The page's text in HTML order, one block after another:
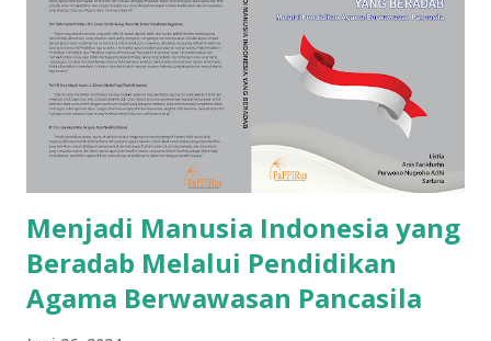
Namun tindak kekerasan di satuan pendidikan hingga kini
masih terjadi. Rustiadi dalam artikel di bawah ini membahas
akar masalah berbagai bentuk kekerasan, yaitu krisis
empati. Empati dan Pro-Eksistensi Setiap individu memiliki
keunikan masing-masing yang membedakannya dari orang
lain. Keberagaman ini mencakup aspek ...
Menjadi Manusia Indonesia yang
Beradab Melalui Pendidikan
Agama Berwawasan Pancasila